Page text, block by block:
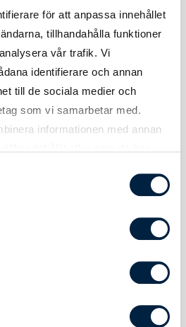
för att anpassa innehållet
tillhandahålla funktioner
vår trafik. Vi
identifierare och annan
till de sociala medier och
som vi samarbetar med.
informationen med annan
63 cm Längd: 78 cm
65 cm Längd: 80 cm
68 cm Längd: 82 cm
TEX Standard 100, Fairtrade, EU